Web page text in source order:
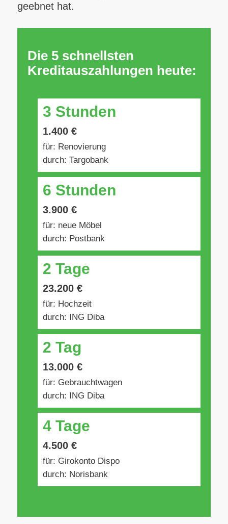
geebnet hat.
Die 5 schnellsten
Kreditauszahlungen heute:
3 Stunden
1.400 €
für: Renovierung
durch: Targobank
6 Stunden
3.900 €
für: neue Möbel
durch: Postbank
2 Tage
23.200 €
für: Hochzeit
durch: ING Diba
2 Tag
13.000 €
für: Gebrauchtwagen
durch: ING Diba
4 Tage
4.500 €
für: Girokonto Dispo
durch: Norisbank